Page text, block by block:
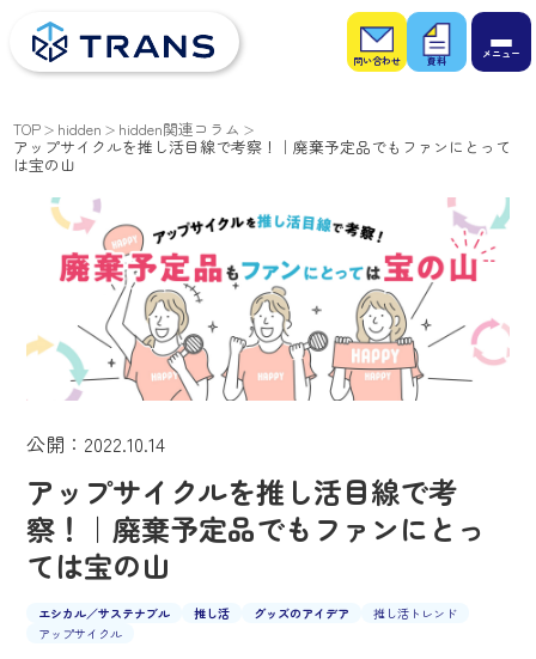
お問
い合
わせ
お役
立ち
資料
TOP hidden hidden関連コラム
アップサイクルを推し活目線で考察！｜廃棄予定品でもファンにとって
は宝の山
公開：2022.10.14
アップサイクルを推し活目線で考
察！｜廃棄予定品でもファンにとっ
ては宝の山
エシカル／サステナブル 推し活 グッズのアイデア
推し活トレンド
アップサイクル